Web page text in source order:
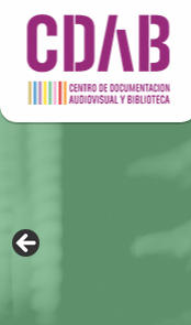
DOCUMENTA DRAMÁTICAS